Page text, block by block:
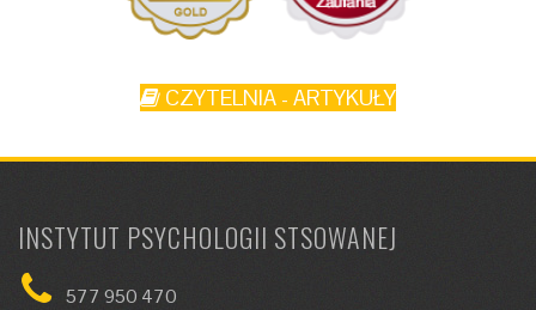
CZYTELNIA - ARTYKUŁY
INSTYTUT PSYCHOLOGII STSOWANEJ
577 950 470